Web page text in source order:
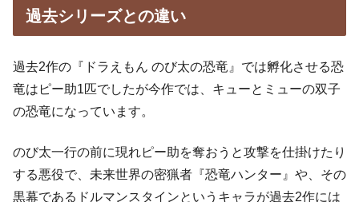
過去シリーズとの違い
過去2作の『ドラえもん のび太の恐竜』では孵化させる恐
竜はピー助1匹でしたが今作では、キューとミューの双子
の恐竜になっています。
のび太一行の前に現れピー助を奪おうと攻撃を仕掛けたり
する悪役で、未来世界の密猟者『恐竜ハンター』や、その
黒幕であるドルマンスタインというキャラが過去2作には